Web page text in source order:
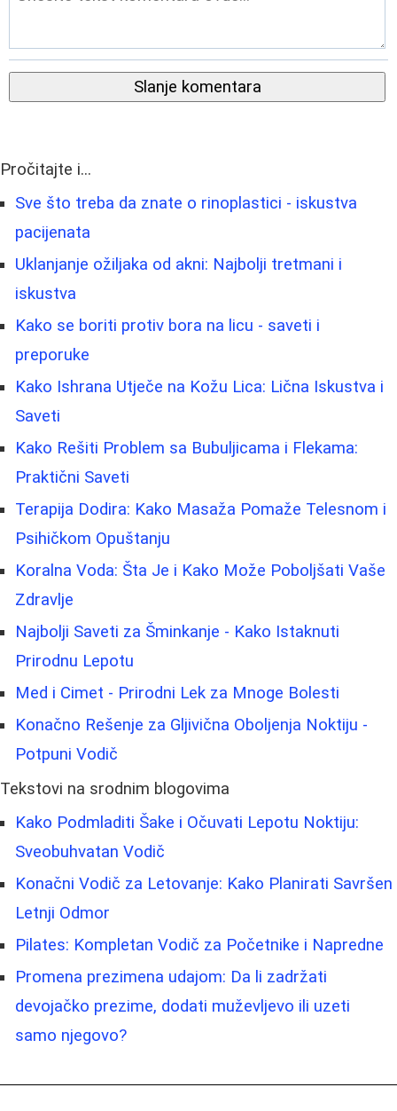
Slanje komentara
Pročitajte i...
Sve što treba da znate o rinoplastici - iskustva
pacijenata
Uklanjanje ožiljaka od akni: Najbolji tretmani i
iskustva
Kako se boriti protiv bora na licu - saveti i
preporuke
Kako Ishrana Utječe na Kožu Lica: Lična Iskustva i
Saveti
Kako Rešiti Problem sa Bubuljicama i Flekama:
Praktični Saveti
Terapija Dodira: Kako Masaža Pomaže Telesnom i
Psihičkom Opuštanju
Koralna Voda: Šta Je i Kako Može Poboljšati Vaše
Zdravlje
Najbolji Saveti za Šminkanje - Kako Istaknuti
Prirodnu Lepotu
Med i Cimet - Prirodni Lek za Mnoge Bolesti
Konačno Rešenje za Gljivična Oboljenja Noktiju -
Potpuni Vodič
Tekstovi na srodnim blogovima
Kako Podmladiti Šake i Očuvati Lepotu Noktiju:
Sveobuhvatan Vodič
Konačni Vodič za Letovanje: Kako Planirati Savršen
Letnji Odmor
Pilates: Kompletan Vodič za Početnike i Napredne
Promena prezimena udajom: Da li zadržati
devojačko prezime, dodati muževljevo ili uzeti
samo njegovo?